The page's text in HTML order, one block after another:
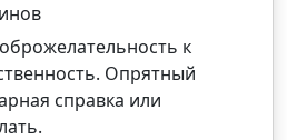
к
Опрятный
справка или